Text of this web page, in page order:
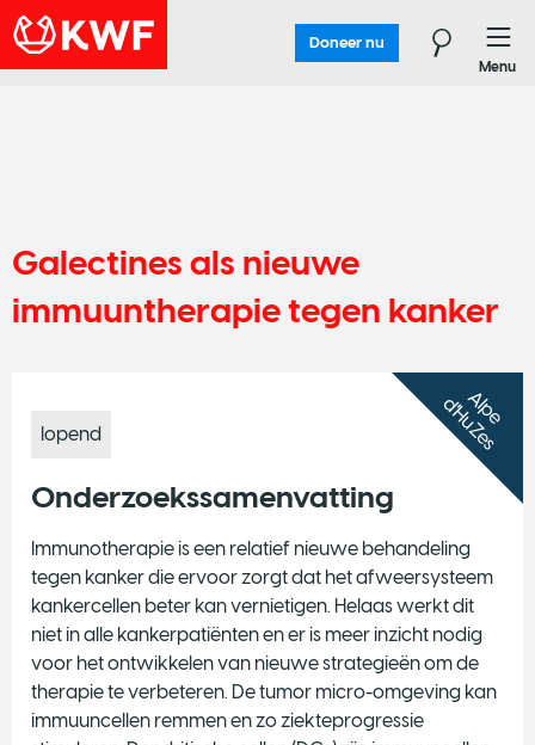
Doneer nu
Menu
Galectines als nieuwe
immuuntherapie tegen kanker
A
l
p
e
d
'H
u
Z
e
s
lopend
Onderzoekssamenvatting
Immunotherapie is een relatief nieuwe behandeling
tegen kanker die ervoor zorgt dat het afweersysteem
kankercellen beter kan vernietigen. Helaas werkt dit
niet in alle kankerpatiënten en er is meer inzicht nodig
voor het ontwikkelen van nieuwe strategieën om de
therapie te verbeteren. De tumor micro-omgeving kan
immuuncellen remmen en zo ziekteprogressie